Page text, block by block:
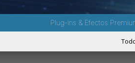
Plug-ins & Efectos